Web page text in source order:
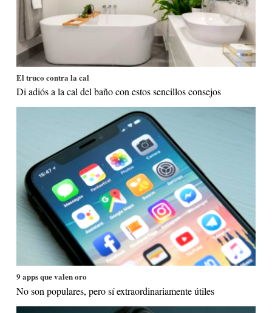
El truco contra la cal
Di adiós a la cal del baño con estos sencillos consejos
9 apps que valen oro
No son populares, pero sí extraordinariamente útiles